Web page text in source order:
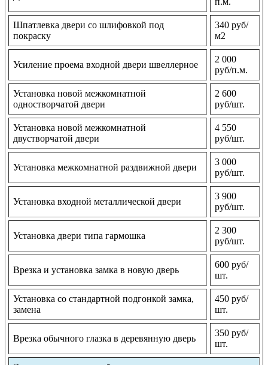
Шпатлевка двери со шлифовкой под
покраску
340 руб/
м2
Усиление проема входной двери швеллерное
2 000
руб/п.м.
Установка новой межкомнатной
одностворчатой двери
2 600
руб/шт.
Установка новой межкомнатной
двустворчатой двери
4 550
руб/шт.
Установка межкомнатной раздвижной двери
3 000
руб/шт.
Установка входной металлической двери
3 900
руб/шт.
Установка двери типа гармошка
2 300
руб/шт.
Врезка и установка замка в новую дверь
600 руб/
шт.
Установка со стандартной подгонкой замка,
замена
450 руб/
шт.
Врезка обычного глазка в деревянную дверь
350 руб/
шт.